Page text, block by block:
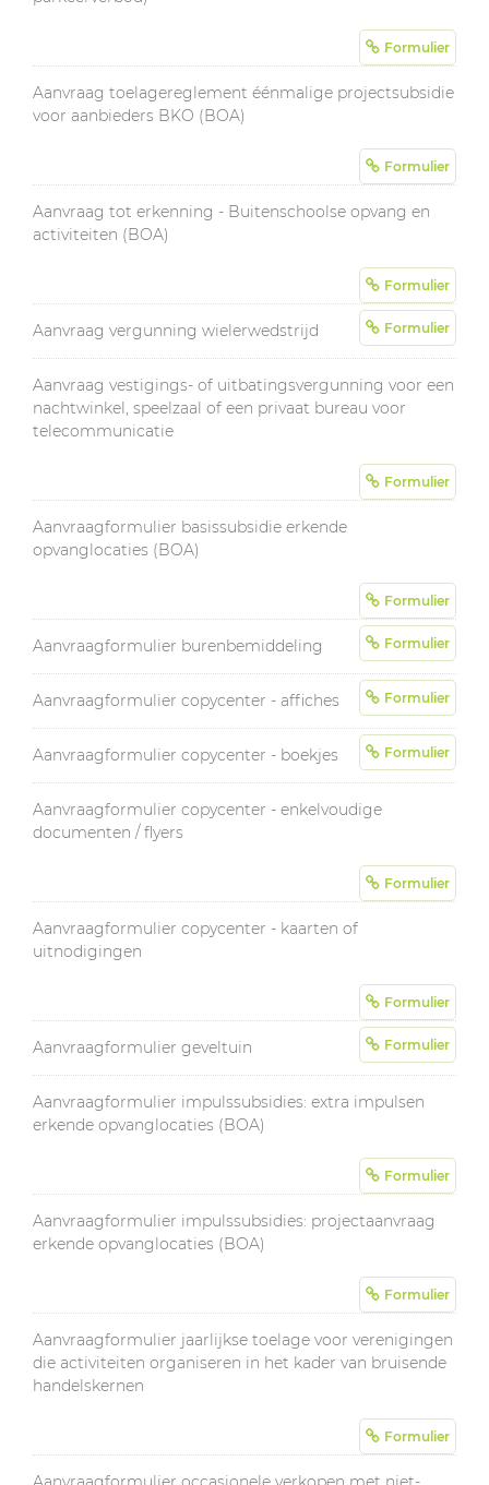
Formulier
Aanvraag toelagereglement éénmalige projectsubsidie
voor aanbieders BKO (BOA)
Formulier
Aanvraag tot erkenning - Buitenschoolse opvang en
activiteiten (BOA)
Formulier
Aanvraag vergunning wielerwedstrijd Formulier
Aanvraag vestigings- of uitbatingsvergunning voor een
nachtwinkel, speelzaal of een privaat bureau voor
telecommunicatie
Formulier
Aanvraagformulier basissubsidie erkende
opvanglocaties (BOA)
Formulier
Aanvraagformulier burenbemiddeling Formulier
Aanvraagformulier copycenter - affiches Formulier
Aanvraagformulier copycenter - boekjes Formulier
Aanvraagformulier copycenter - enkelvoudige
documenten / flyers
Formulier
Aanvraagformulier copycenter - kaarten of
uitnodigingen
Formulier
Aanvraagformulier geveltuin Formulier
Aanvraagformulier impulssubsidies: extra impulsen
erkende opvanglocaties (BOA)
Formulier
Aanvraagformulier impulssubsidies: projectaanvraag
erkende opvanglocaties (BOA)
Formulier
Aanvraagformulier jaarlijkse toelage voor verenigingen
die activiteiten organiseren in het kader van bruisende
handelskernen
Formulier